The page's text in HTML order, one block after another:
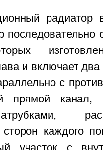
радиатор
последовательно
и включает два
с
прямой канал,
каждого
участок с